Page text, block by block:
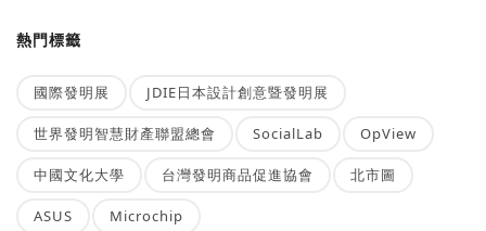
熱門標籤
國際發明展 JDIE日本設計創意暨發明展
世界發明智慧財產聯盟總會 SocialLab OpView
中國文化大學 台灣發明商品促進協會 北市圖
ASUS Microchip